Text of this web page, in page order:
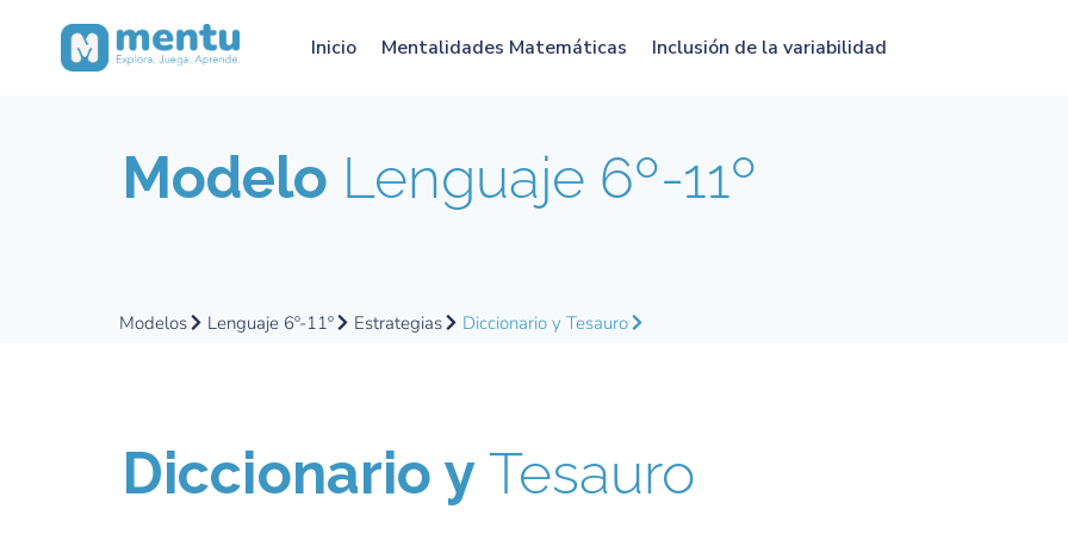
Inicio Mentalidades Matemáticas Inclusión de la variabilidad
Modelo Lenguaje 6º-11º
Modelos Lenguaje 6º-11º Estrategias Diccionario y Tesauro
Diccionario yTesauro